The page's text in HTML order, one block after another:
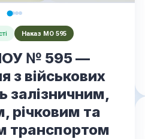
Наказ МО 595
№ 595 —
з військових
залізничним,
річковим та
транспортом